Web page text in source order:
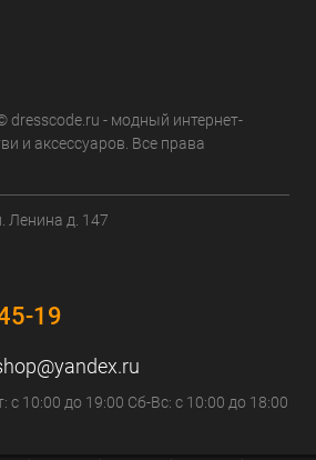
dresscode.ru - модный интернет-
и аксессуаров. Все права
Ленина д. 147
19
10:00 до 19:00 Сб-Вс: с 10:00 до 18:00